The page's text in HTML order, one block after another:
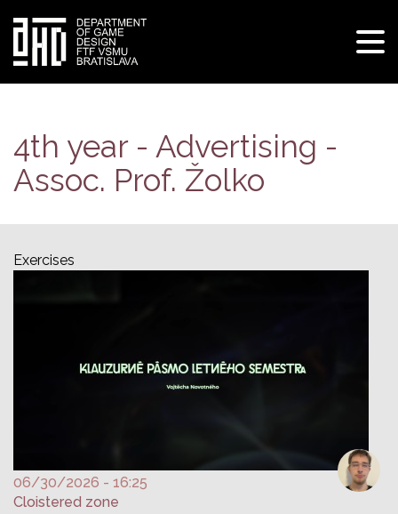
content
4th year - Advertising -
Assoc. Prof. Žolko
Exercises
06/30/2026 - 16:25
Cloistered zone